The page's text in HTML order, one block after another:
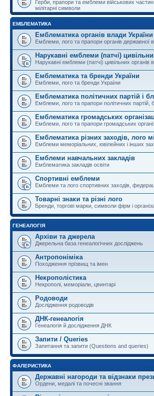
Герби, прапори та емблеми військових частин
мілітарні символи
ЕМБЛЕМАТИКА
Емблематика органів влади України
Емблеми, лого та прапори органів державної
Нарукавні емблеми (патчі)
Нарукавні емблеми (патчі) цивільних органів
Емблематика та бренди України
Емблеми, лого та бренди України
Емблематика політичних партій і
Емблеми, лого та прапори політичних партій,
Емблематика громадських
Емблеми, лого та прапори громадських
Емблематика різних заходів, лого
Емблеми меморіальних, ювілейних і інших
Емблеми навчальних закладів
Емблематика закладів освіти
Спортивні емблеми
Емблеми та лого спортивних заходів,
Товарні знаки та різні лого
Бренди, торгові марки, символи фірм і
ГЕНЕАЛОГІЯ
Архіви та джерела
Джерельна база генеалогічних досліджень
Антропоніміка
Походження прізвищ та імен
Некрополістика
Некрополі, меморіали, цвинтарі
Родоводи
Дослідження родоводів
ДНК-генеалогія
Генеалогія й дослідження ДНК
Запити / Queries
Запитання та запити (Questions and queries)
ФАЛЕРИСТИКА
Державні нагороди та відзнаки
Ордени, медалі та почесні звання